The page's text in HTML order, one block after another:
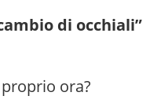
di occhiali”
ora?